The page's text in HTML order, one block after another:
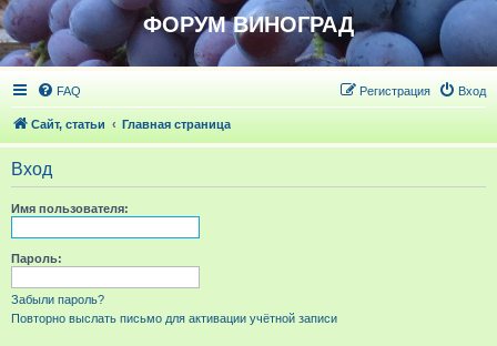
ФОРУМ ВИНОГРАД
FAQ Вход
Регистрация
Сайт, статьи Главная страница
Вход
Имя пользователя:
Пароль:
Забыли пароль?
Повторно выслать письмо для активации учётной записи